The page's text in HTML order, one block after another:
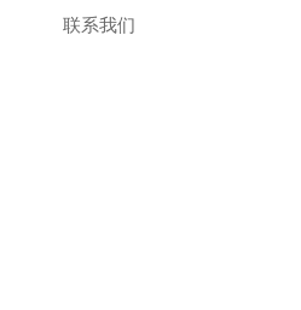
联系我们